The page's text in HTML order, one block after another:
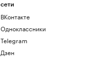
сети
ВКонтакте
Одноклассники
Telegram
Дзен